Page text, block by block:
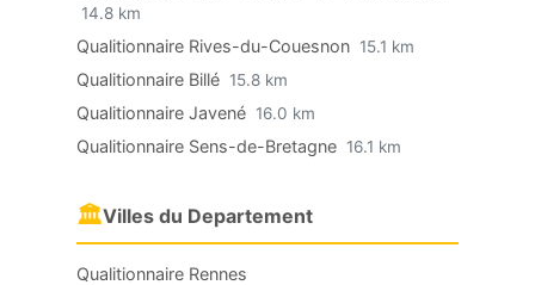
14.8 km
Qualitionnaire Rives-du-Couesnon 15.1 km
Qualitionnaire Billé 15.8 km
Qualitionnaire Javené 16.0 km
Qualitionnaire Sens-de-Bretagne 16.1 km
🏛Villes du Departement
Qualitionnaire Rennes